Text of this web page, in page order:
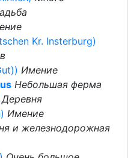
Kr. Insterburg)
Имение
Небольшая ферма
Деревня
Имение
и железнодорожная